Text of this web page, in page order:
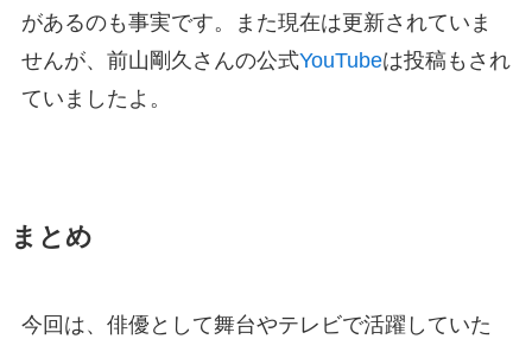
があるのも事実です。また現在は更新されていま
せんが、前山剛久さんの公式YouTubeは投稿もされ
ていましたよ。
まとめ
今回は、俳優として舞台やテレビで活躍していた